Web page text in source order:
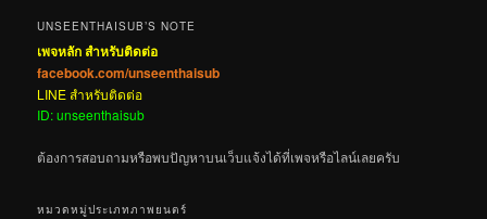
UNSEENTHAISUB’S NOTE
เพจหลัก สำหรับติดต่อ
facebook.com/unseenthaisub
LINE สำหรับติดต่อ
ID: unseenthaisub
ต้องการสอบถามหรือพบปัญหาบนเว็บแจ้งได้ที่เพจหรือไลน์เลยครับ
หมวดหมู่ประเภทภาพยนตร์